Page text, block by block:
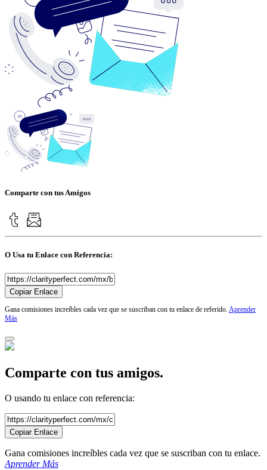
Comparte con tus Amigos
O Usa tu Enlace con Referencia:
Copiar Enlace
Gana comisiones increíbles cada vez que se suscriban con tu enlace de referido. Aprender
Más
Comparte con tus amigos.
O usando tu enlace con referencia:
Copiar Enlace
Gana comisiones increíbles cada vez que se suscriban con tu enlace.
Aprender Más